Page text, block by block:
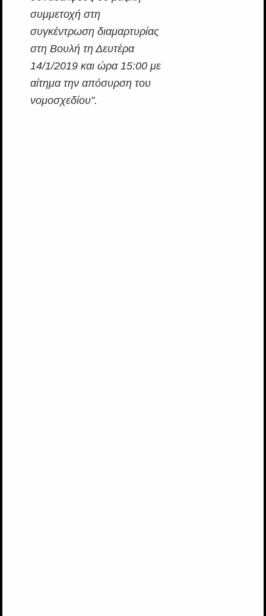
συμμετοχή στη
συγκέντρωση διαμαρτυρίας
στη Βουλή τη Δευτέρα
14/1/2019 και ώρα 15:00 με
αίτημα την απόσυρση του
νομοσχεδίου”.